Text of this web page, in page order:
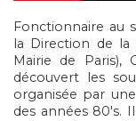
Fonctionnaire au
la Direction de
Mairie de Paris),
découvert les
organisée par
des années 80's.